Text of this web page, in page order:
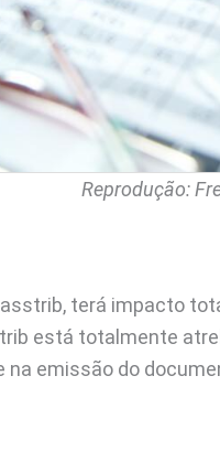
Reprodução:
terá impacto
está totalmente
emissão do